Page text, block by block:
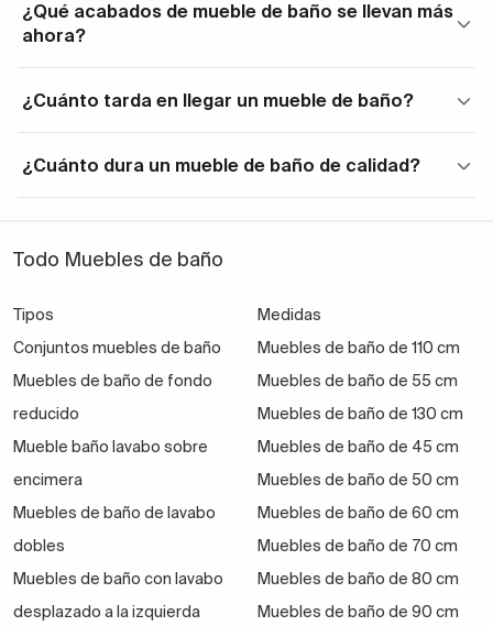
¿Qué acabados de mueble de baño se llevan más
ahora?
¿Cuánto tarda en llegar un mueble de baño?
¿Cuánto dura un mueble de baño de calidad?
Todo Muebles de baño
Tipos
Conjuntos muebles de baño
Muebles de baño de fondo
reducido
Mueble baño lavabo sobre
encimera
Muebles de baño de lavabo
dobles
Muebles de baño con lavabo
desplazado a la izquierda
Medidas
Muebles de baño de 110 cm
Muebles de baño de 55 cm
Muebles de baño de 130 cm
Muebles de baño de 45 cm
Muebles de baño de 50 cm
Muebles de baño de 60 cm
Muebles de baño de 70 cm
Muebles de baño de 80 cm
Muebles de baño de 90 cm